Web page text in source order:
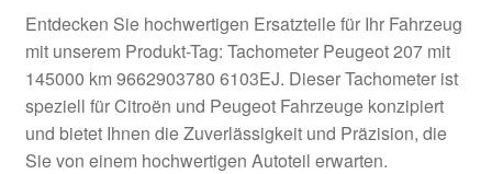
Impressum
Kasse
Kontakt
Entdecken Sie hochwertigen Ersatzteile für Ihr Fahrzeug
mit unserem Produkt-Tag: Tachometer Peugeot 207 mit
145000 km 9662903780 6103EJ. Dieser Tachometer ist
speziell für Citroën und Peugeot Fahrzeuge konzipiert
und bietet Ihnen die Zuverlässigkeit und Präzision, die
Sie von einem hochwertigen Autoteil erwarten.